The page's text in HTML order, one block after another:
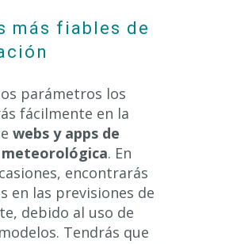
más fiables de
parámetros los
fácilmente en la
webs y apps de
. En
encontrarás
en las previsiones de
debido al uso de
Tendrás que